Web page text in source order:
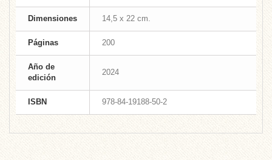
Dimensiones 14,5 x 22 cm.
Páginas 200
Año de
edición
2024
ISBN 978-84-19188-50-2